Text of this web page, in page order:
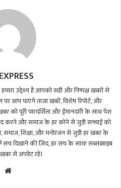
उद्देश्य है आपको सही और निष्पक्ष खबरों से
आप पाएंगे ताजा खबरें, विशेष रिपोर्ट, और
को पूरी पारदर्शिता और ईमानदारी के साथ पेश
करने और समाज के हर कोने से जुड़ी सच्चाई को
समाज, शिक्षा, और मनोरंजन से जुड़ी हर खबर के
सच दिखाने की ज़िद, हर सच के साथ! सब्सक्राइब
से अपडेट रहें।